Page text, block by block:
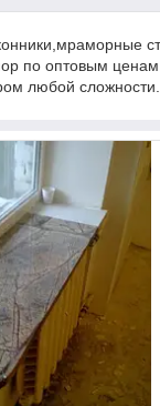
по оптовым ценам
любой сложности.